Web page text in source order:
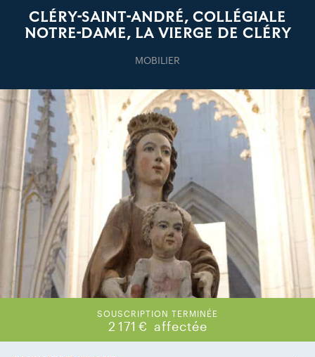
CLÉRY-SAINT-ANDRÉ, COLLÉGIALE
NOTRE-DAME, LA VIERGE DE CLÉRY
MOBILIER
2 171 €
SOUSCRIPTION TERMINÉE